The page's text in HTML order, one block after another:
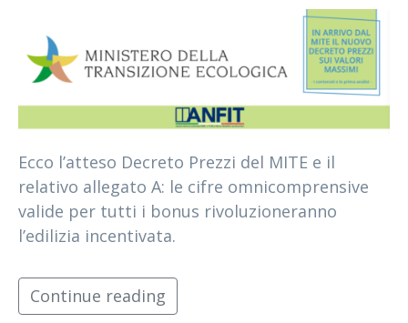
Ecco l’atteso Decreto Prezzi del MITE e il
relativo allegato A: le cifre omnicomprensive
valide per tutti i bonus rivoluzioneranno
l’edilizia incentivata.
Continue reading